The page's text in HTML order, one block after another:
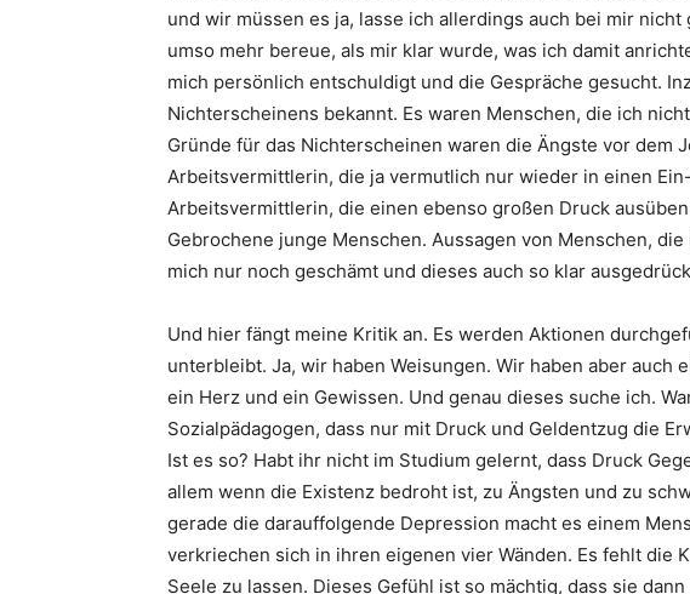
und wir müssen es ja, lasse ich allerdings auch bei mir
umso mehr bereue, als mir klar wurde, was ich damit
mich persönlich entschuldigt und die Gespräche gesucht.
Nichterscheinens bekannt. Es waren Menschen, die ich
Gründe für das Nichterscheinen waren die Ängste vor dem
Arbeitsvermittlerin, die ja vermutlich nur wieder in einen
Arbeitsvermittlerin, die einen ebenso großen Druck
Gebrochene junge Menschen. Aussagen von Menschen,
mich nur noch geschämt und dieses auch so klar
Und hier fängt meine Kritik an. Es werden Aktionen
unterbleibt. Ja, wir haben Weisungen. Wir haben aber auch
ein Herz und ein Gewissen. Und genau dieses suche ich.
Sozialpädagogen, dass nur mit Druck und Geldentzug die
Ist es so? Habt ihr nicht im Studium gelernt, dass Druck
allem wenn die Existenz bedroht ist, zu Ängsten und zu
gerade die darauffolgende Depression macht es einem
verkriechen sich in ihren eigenen vier Wänden. Es fehlt die
Seele zu lassen. Dieses Gefühl ist so mächtig, dass sie